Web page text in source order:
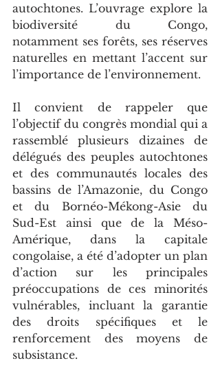
autochtones. L’ouvrage explore la
biodiversité du Congo,
notamment ses forêts, ses réserves
naturelles en mettant l’accent sur
l’importance de l’environnement.
Il convient de rappeler que
l’objectif du congrès mondial qui a
rassemblé plusieurs dizaines de
délégués des peuples autochtones
et des communautés locales des
bassins de l’Amazonie, du Congo
et du Bornéo-Mékong-Asie du
Sud-Est ainsi que de la Méso-
Amérique, dans la capitale
congolaise, a été d’adopter un plan
d’action sur les principales
préoccupations de ces minorités
vulnérables, incluant la garantie
des droits spécifiques et le
renforcement des moyens de
subsistance.